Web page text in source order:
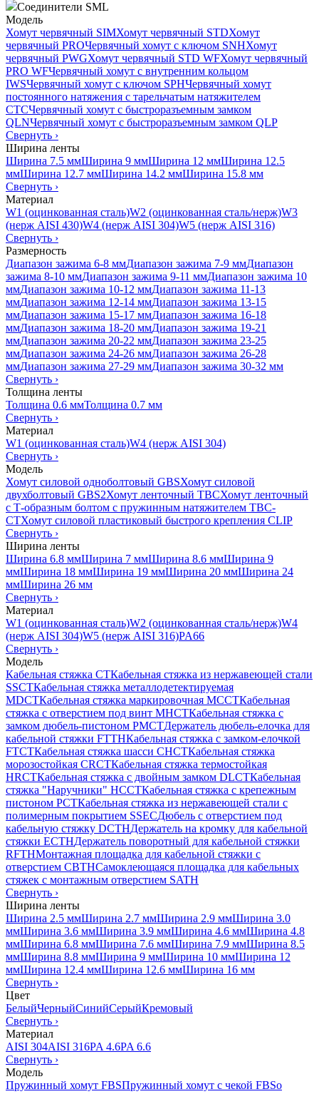
Соединители SML
Модель
Хомут червячный SIMХомут червячный STDХомут
червячный PROЧервячный хомут с ключом SNHХомут
червячный PWGХомут червячный STD WFХомут червячный
PRO WFЧервячный хомут с внутренним кольцом
IWSЧервячный хомут с ключом SPHЧервячный хомут
постоянного натяжения с тарельчатым натяжителем
CTCЧервячный хомут с быстроразъемным замком
QLNЧервячный хомут с быстроразъемным замком QLP
Свернуть ›
Ширина ленты
Ширина 7.5 ммШирина 9 ммШирина 12 ммШирина 12.5
ммШирина 12.7 ммШирина 14.2 ммШирина 15.8 мм
Свернуть ›
Материал
W1 (оцинкованная сталь)W2 (оцинкованная сталь/нерж)W3
(нерж AISI 430)W4 (нерж AISI 304)W5 (нерж AISI 316)
Свернуть ›
Размерность
Диапазон зажима 6-8 ммДиапазон зажима 7-9 ммДиапазон
зажима 8-10 ммДиапазон зажима 9-11 ммДиапазон зажима 10
ммДиапазон зажима 10-12 ммДиапазон зажима 11-13
ммДиапазон зажима 12-14 ммДиапазон зажима 13-15
ммДиапазон зажима 15-17 ммДиапазон зажима 16-18
ммДиапазон зажима 18-20 ммДиапазон зажима 19-21
ммДиапазон зажима 20-22 ммДиапазон зажима 23-25
ммДиапазон зажима 24-26 ммДиапазон зажима 26-28
ммДиапазон зажима 27-29 ммДиапазон зажима 30-32 мм
Свернуть ›
Толщина ленты
Толщина 0.6 ммТолщина 0.7 мм
Свернуть ›
Материал
W1 (оцинкованная сталь)W4 (нерж AISI 304)
Свернуть ›
Модель
Хомут силовой одноболтовый GBSХомут силовой
двухболтовый GBS2Хомут ленточный TBCХомут ленточный
с Т-образным болтом с пружинным натяжителем TBC-
CTХомут силовой пластиковый быстрого крепления CLIP
Свернуть ›
Ширина ленты
Ширина 6.8 ммШирина 7 ммШирина 8.6 ммШирина 9
ммШирина 18 ммШирина 19 ммШирина 20 ммШирина 24
ммШирина 26 мм
Свернуть ›
Материал
W1 (оцинкованная сталь)W2 (оцинкованная сталь/нерж)W4
(нерж AISI 304)W5 (нерж AISI 316)PA66
Свернуть ›
Модель
Кабельная стяжка CTКабельная стяжка из нержавеющей стали
SSCTКабельная стяжка металлодетектируемая
MDCTКабельная стяжка маркировочная MCCTКабельная
стяжка с отверстием под винт MHCTКабельная стяжка с
замком дюбель-пистоном PMCTДержатель дюбель-елочка для
кабельной стяжки FTTHКабельная стяжка c замком-елочкой
FTCTКабельная стяжка шасси CHCTКабельная стяжка
морозостойкая CRCTКабельная стяжка термостойкая
HRCTКабельная стяжка с двойным замком DLCTКабельная
стяжка "Наручники" HCCTКабельная стяжка с крепежным
пистоном PCTКабельная стяжка из нержавеющей стали с
полимерным покрытием SSECДюбель с отверстием под
кабельную стяжку DCTHДержатель на кромку для кабельной
стяжки ECTHДержатель поворотный для кабельной стяжки
RFTHМонтажная площадка для кабельной стяжки с
отверстием CBTHСамоклеющаяся площадка для кабельных
стяжек с монтажным отверстием SATH
Свернуть ›
Ширина ленты
Ширина 2.5 ммШирина 2.7 ммШирина 2.9 ммШирина 3.0
ммШирина 3.6 ммШирина 3.9 ммШирина 4.6 ммШирина 4.8
ммШирина 6.8 ммШирина 7.6 ммШирина 7.9 ммШирина 8.5
ммШирина 8.8 ммШирина 9 ммШирина 10 ммШирина 12
ммШирина 12.4 ммШирина 12.6 ммШирина 16 мм
Свернуть ›
Цвет
БелыйЧерныйСинийСерыйКремовый
Свернуть ›
Материал
AISI 304AISI 316PA 4.6PA 6.6
Свернуть ›
Модель
Пружинный хомут FBSПружинный хомут с чекой FBSo